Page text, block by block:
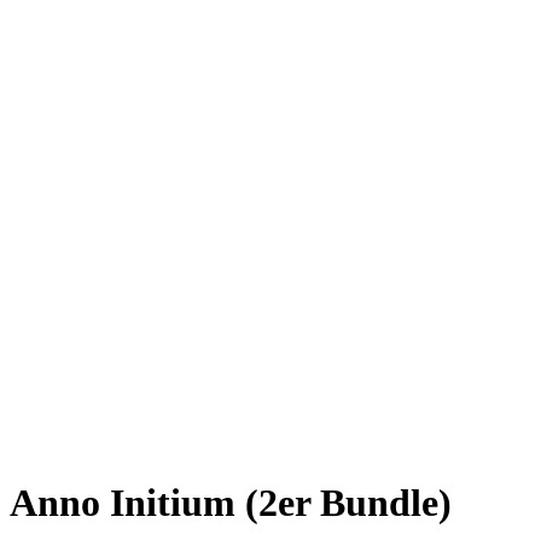
Anno Initium (2er Bundle)